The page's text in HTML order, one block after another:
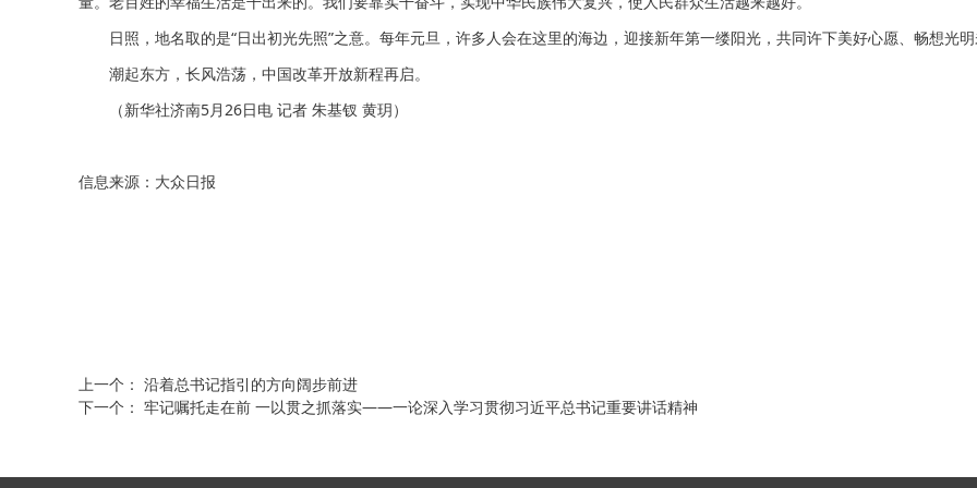
日照，地名取的是“日出初光先照”之意。每年元旦，许多人会在这里的海边，迎接新年第一缕阳光，共同许下美好心愿、畅想光
潮起东方，长风浩荡，中国改革开放新程再启。
（新华社济南5月26日电 记者 朱基钗 黄玥）
信息来源：大众日报
上一个： 沿着总书记指引的方向阔步前进
下一个： 牢记嘱托走在前 一以贯之抓落实——一论深入学习贯彻习近平总书记重要讲话精神